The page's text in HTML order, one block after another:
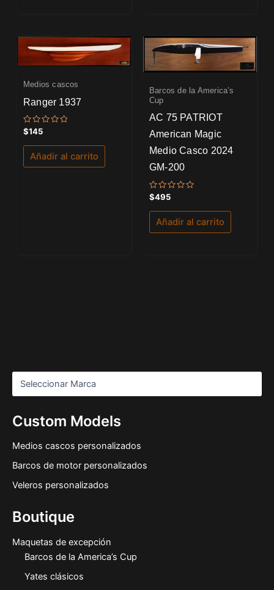
Custom Models
Medios cascos personalizados
Barcos de motor personalizados
Veleros personalizados
Boutique
Maquetas de excepción
Barcos de la America’s Cup
Yates clásicos
Medios cascos
Ranger 1937
Valorado
con
0
de
$145
Añadir al carrito
Barcos de la America’s
Cup
AC 75 PATRIOT
American Magic
Medio Casco 2024
GM-200
Valorado
con
0
de
$495
Añadir al carrito